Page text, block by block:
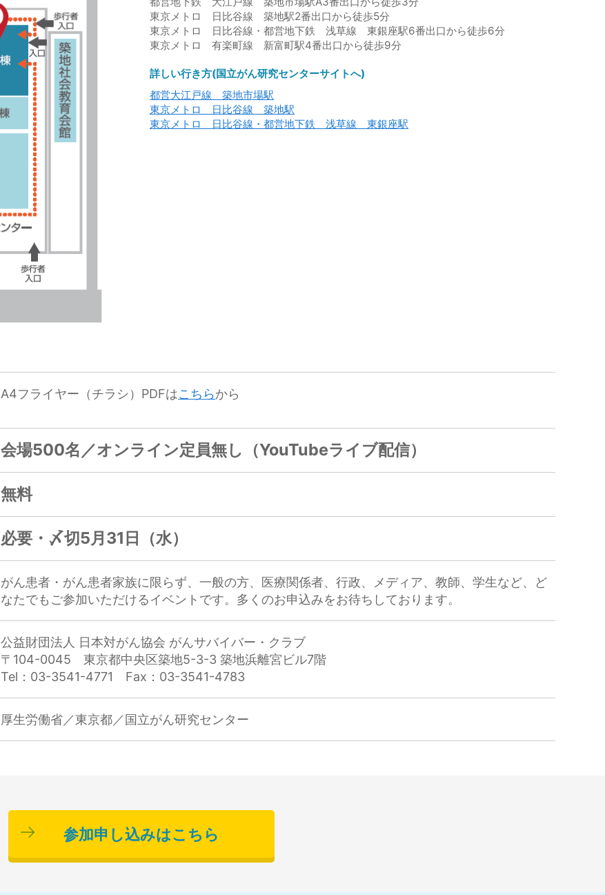
東京メトロ 日比谷線 築地駅2番出口から徒歩5分
東京メトロ 日比谷線・都営地下鉄 浅草線 東銀座駅6番出口から徒歩6分
東京メトロ 有楽町線 新富町駅4番出口から徒歩9分
詳しい行き方(国立がん研究センターサイトへ)
都営大江戸線 築地市場駅
東京メトロ 日比谷線 築地駅
東京メトロ 日比谷線・都営地下鉄 浅草線 東銀座駅
A4フライヤー（チラシ）PDFはこちらから
会場500名／オンライン定員無し（YouTubeライブ配信）
無料
必要・〆切5月31日（水）
がん患者・がん患者家族に限らず、一般の方、医療関係者、行政、メディア、教師、学生など、ど
なたでもご参加いただけるイベントです。多くのお申込みをお待ちしております。
公益財団法人 日本対がん協会 がんサバイバー・クラブ
〒104-0045 東京都中央区築地5-3-3 築地浜離宮ビル7階
Tel：03-3541-4771 Fax：03-3541-4783
厚生労働省／東京都／国立がん研究センター
参加申し込みはこちら